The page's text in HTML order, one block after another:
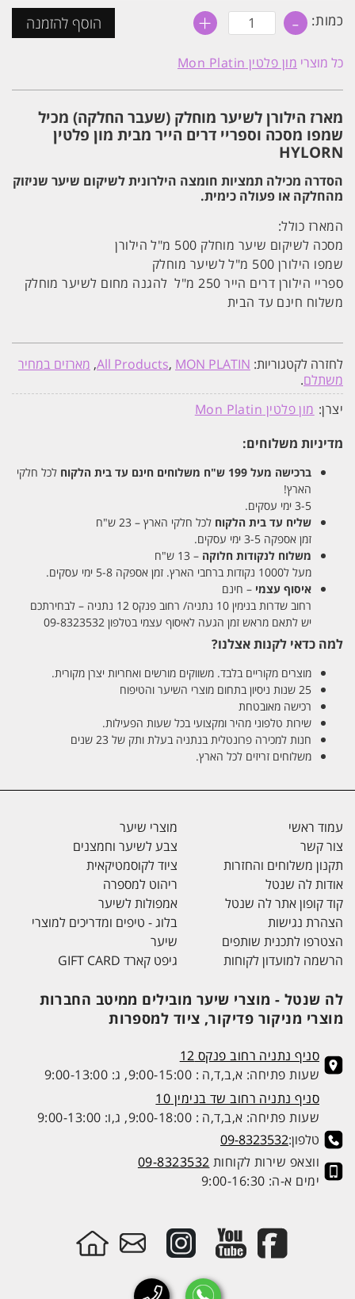
כמות: - כמות
של
הילורן
לשיער
HYLOREN
פלטין
MON
PLATIN
+ הוסף להזמנה
כל מוצרי מון פלטין Mon Platin
מארז הילורן לשיער מוחלק (שעבר החלקה) מכיל
שמפו מסכה וספריי דרים הייר מבית מון פלטין
HYLORN
הסדרה מכילה תמציות חומצה הילרונית לשיקום שיער שניזוק
מהחלקה או פעולה כימית.
המארז כולל:
מסכה לשיקום שיער מוחלק 500 מ"ל הילורן
שמפו הילורן 500 מ"ל לשיער מוחלק
ספריי הילורן דרים הייר 250 מ"ל להגנה מחום לשיער מוחלק
משלוח חינם עד הבית
לחזרה לקטגוריות: All Products, MON PLATIN
, מארזים במחיר
משתלם.
יצרן: מון פלטין Mon Platin
מדיניות משלוחים:
ברכישה מעל 199 ש"ח משלוחים חינם עד בית הלקוח לכל חלקי
הארץ!
3-5 ימי עסקים.
שליח עד בית הלקוח לכל חלקי הארץ – 23 ש"ח
זמן אספקה 3-5 ימי עסקים.
משלוח לנקודות חלוקה – 13 ש"ח
מעל ל1000 נקודות ברחבי הארץ. זמן אספקה 5-8 ימי עסקים.
איסוף עצמי – חינם
רחוב שדרות בנימין 10 נתניה/ רחוב פנקס 12 נתניה – לבחירתכם
יש לתאם מראש זמן הגעה לאיסוף עצמי בטלפון 09-8323532
למה כדאי לקנות אצלנו?
מוצרים מקוריים בלבד. משווקים מורשים ואחריות יצרן מקורית.
25 שנות ניסיון בתחום מוצרי השיער והטיפוח
רכישה מאובטחת
שירות טלפוני מהיר ומקצועי בכל שעות הפעילות.
חנות למכירה פרונטלית בנתניה בעלת ותק של 23 שנים
משלוחים זריזים לכל הארץ.
עמוד ראשי
צור קשר
תקנון משלוחים והחזרות
אודות לה שנטל
קוד קופון אתר לה שנטל
הצהרת נגישות
הצטרפו לתכנית שותפים
הרשמה למועדון לקוחות
מוצרי שיער
צבע לשיער וחמצנים
ציוד לקוסמטיקאית
ריהוט למספרה
אמפולות לשיער
בלוג - טיפים ומדריכים למוצרי
שיער
גיפט קארד GIFT CARD
לה שנטל - מוצרי שיער מובילים ממיטב החברות
מוצרי מניקור פדיקור, ציוד למספרות
סניף נתניה רחוב פנקס 12
שעות פתיחה: א,ב,ד,ה : 9:00-15:00, ג: 9:00-13:00
סניף נתניה רחוב שד בנימין 10
שעות פתיחה: א,ב,ד,ה : 9:00-18:00, ג,ו: 9:00-13:00
טלפון:09-8323532
ווצאפ שירות לקוחות 09-8323532
ימים א-ה: 9:00-16:30